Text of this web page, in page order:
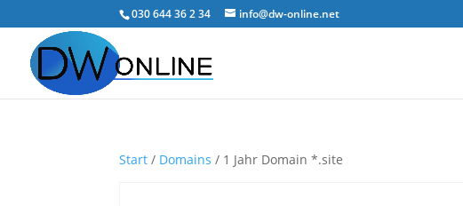
030 644 36 2 34 info@dw-online.net
Start / Domains / 1 Jahr Domain *.site